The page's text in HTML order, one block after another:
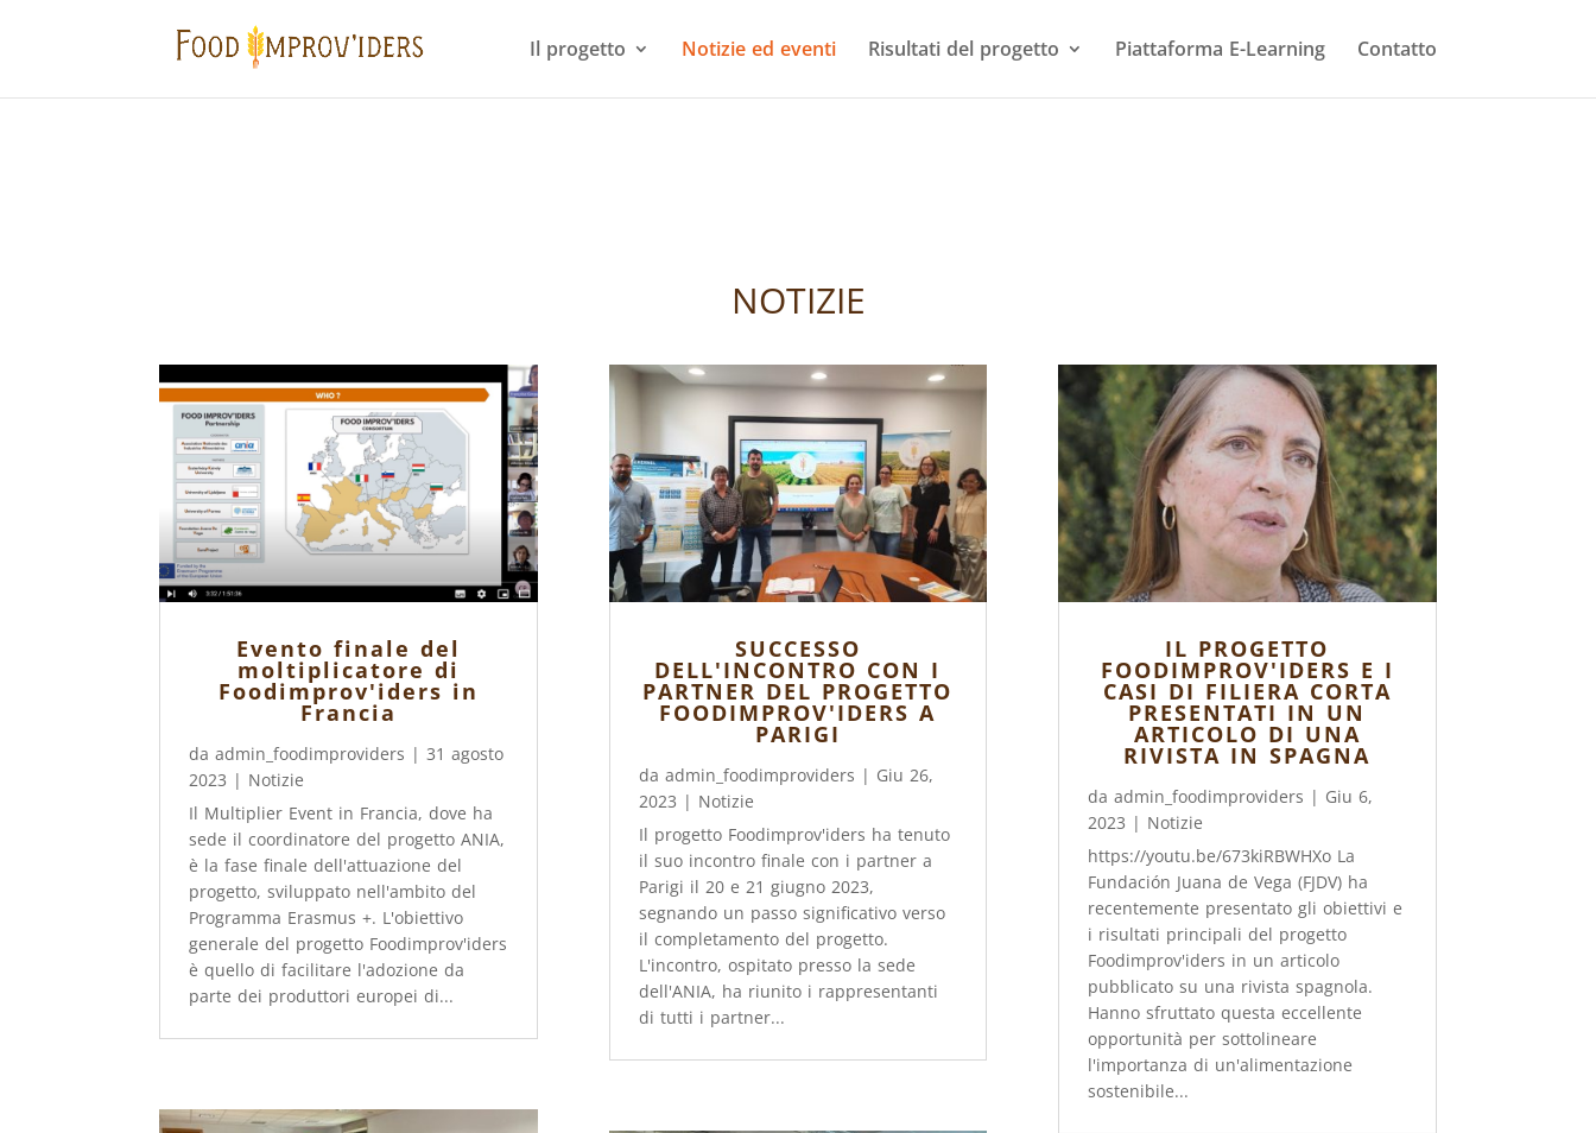
Il progetto Notizie ed eventi Risultati del progetto Piattaforma E-Learning Contatto
NOTIZIE
Evento finale del
moltiplicatore di
Foodimprov'iders in
Francia
daadmin_foodimproviders |31 agosto
2023 | Notizie
Il Multiplier Event in Francia, dove ha
sede il coordinatore del progetto ANIA,
è la fase finale dell'attuazione del
progetto, sviluppato nell'ambito del
Programma Erasmus +. L'obiettivo
generale del progetto Foodimprov'iders
è quello di facilitare l'adozione da
parte dei produttori europei di...
SUCCESSO
DELL'INCONTRO CON I
PARTNER DEL PROGETTO
FOODIMPROV'IDERS A
PARIGI
da admin_foodimproviders | Giu 26,
2023 | Notizie
Il progetto Foodimprov'iders ha tenuto
il suo incontro finale con i partner a
Parigi il 20 e 21 giugno 2023,
segnando un passo significativo verso
il completamento del progetto.
L'incontro, ospitato presso la sede
dell'ANIA, ha riunito i rappresentanti
di tutti i partner...
IL PROGETTO
FOODIMPROV'IDERS E I
CASI DI FILIERA CORTA
PRESENTATI IN UN
ARTICOLO DI UNA
RIVISTA IN SPAGNA
da admin_foodimproviders | Giu 6,
2023 | Notizie
https://youtu.be/673kiRBWHXo La
Fundación Juana de Vega (FJDV) ha
recentemente presentato gli obiettivi e
i risultati principali del progetto
Foodimprov'iders in un articolo
pubblicato su una rivista spagnola.
Hanno sfruttato questa eccellente
opportunità per sottolineare
l'importanza di un'alimentazione
sostenibile...